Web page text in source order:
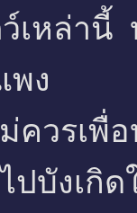
เหล่า
พง
ควรเพื่
ปบังเกิ